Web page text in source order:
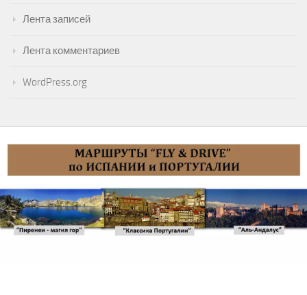
Лента записей
Лента комментариев
WordPress.org